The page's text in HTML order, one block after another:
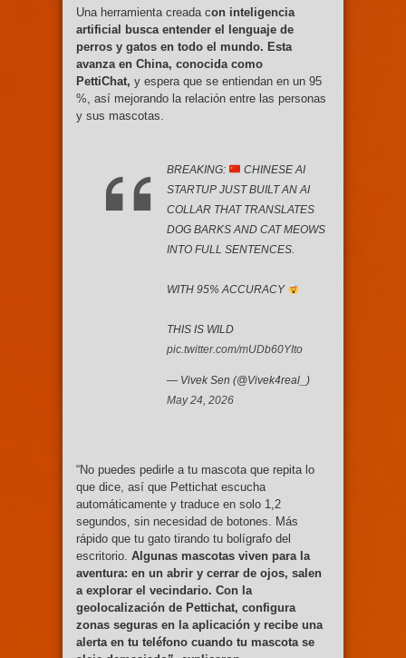
Una herramienta creada con inteligencia
artificial busca entender el lenguaje de
perros y gatos en todo el mundo. Esta
avanza en China, conocida como
PettiChat, y espera que se entiendan en un 95
%, así mejorando la relación entre las personas
y sus mascotas.
BREAKING:
CHINESE AI
STARTUP JUST BUILT AN AI
COLLAR THAT TRANSLATES
DOG BARKS AND CAT MEOWS
INTO FULL SENTENCES.
WITH 95% ACCURACY
THIS IS WILD
pic.twitter.com/mUDb60YIto
— Vivek Sen (@Vivek4real_)
May 24, 2026
“No puedes pedirle a tu mascota que repita lo
que dice, así que Pettichat escucha
automáticamente y traduce en solo 1,2
segundos, sin necesidad de botones. Más
rápido que tu gato tirando tu bolígrafo del
escritorio. Algunas mascotas viven para la
aventura: en un abrir y cerrar de ojos, salen
a explorar el vecindario. Con la
geolocalización de Pettichat, configura
zonas seguras en la aplicación y recibe una
alerta en tu teléfono cuando tu mascota se